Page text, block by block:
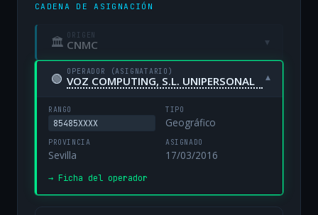
CADENA DE ASIGNACIÓN
🏛 ORIGEN
CNMC ▾
🟢 OPERADOR (ASIGNATARIO)
VOZ COMPUTING, S.L. UNIPERSONAL ▾
RANGO
85485XXXX
TIPO
Geográfico
PROVINCIA
Sevilla
ASIGNADO
17/03/2016
→ Ficha del operador